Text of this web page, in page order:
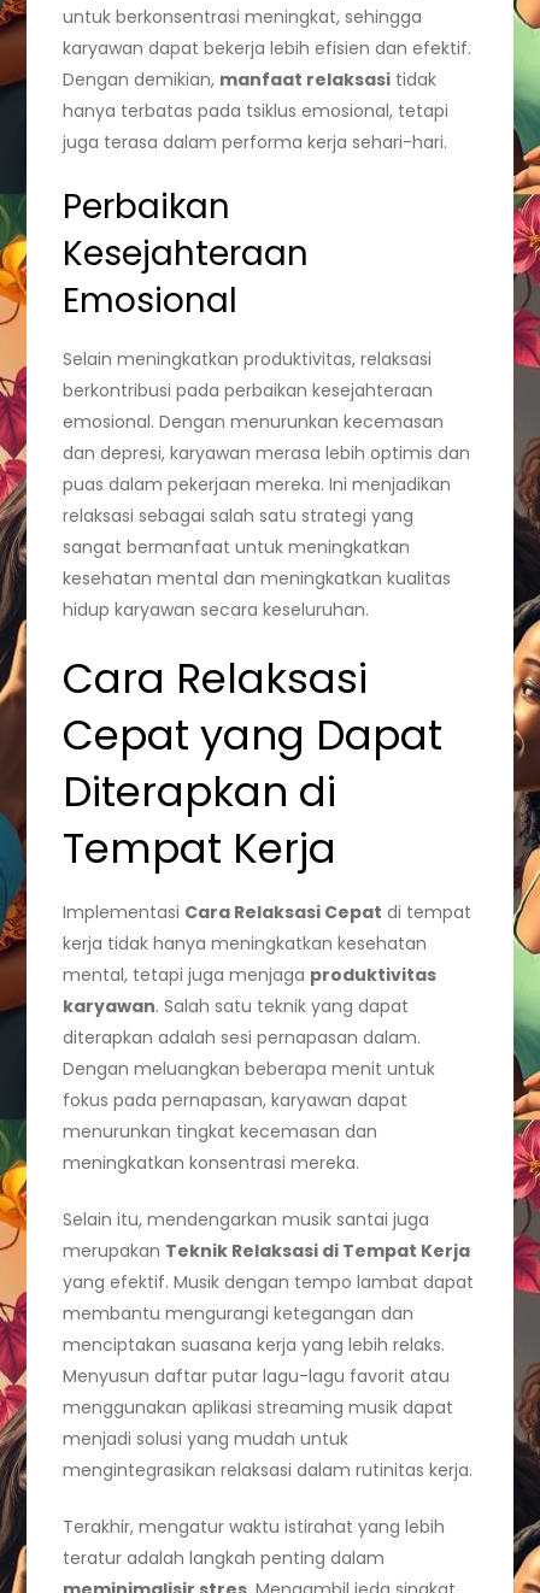
untuk berkonsentrasi meningkat, sehingga
karyawan dapat bekerja lebih efisien dan efektif.
Dengan demikian, manfaat relaksasi tidak
hanya terbatas pada tsiklus emosional, tetapi
juga terasa dalam performa kerja sehari-hari.
Perbaikan
Kesejahteraan
Emosional
Selain meningkatkan produktivitas, relaksasi
berkontribusi pada perbaikan kesejahteraan
emosional. Dengan menurunkan kecemasan
dan depresi, karyawan merasa lebih optimis dan
puas dalam pekerjaan mereka. Ini menjadikan
relaksasi sebagai salah satu strategi yang
sangat bermanfaat untuk meningkatkan
kesehatan mental dan meningkatkan kualitas
hidup karyawan secara keseluruhan.
Cara Relaksasi
Cepat yang Dapat
Diterapkan di
Tempat Kerja
Implementasi Cara Relaksasi Cepat di tempat
kerja tidak hanya meningkatkan kesehatan
mental, tetapi juga menjaga produktivitas
karyawan. Salah satu teknik yang dapat
diterapkan adalah sesi pernapasan dalam.
Dengan meluangkan beberapa menit untuk
fokus pada pernapasan, karyawan dapat
menurunkan tingkat kecemasan dan
meningkatkan konsentrasi mereka.
Selain itu, mendengarkan musik santai juga
merupakan Teknik Relaksasi di Tempat Kerja
yang efektif. Musik dengan tempo lambat dapat
membantu mengurangi ketegangan dan
menciptakan suasana kerja yang lebih relaks.
Menyusun daftar putar lagu-lagu favorit atau
menggunakan aplikasi streaming musik dapat
menjadi solusi yang mudah untuk
mengintegrasikan relaksasi dalam rutinitas kerja.
Terakhir, mengatur waktu istirahat yang lebih
teratur adalah langkah penting dalam